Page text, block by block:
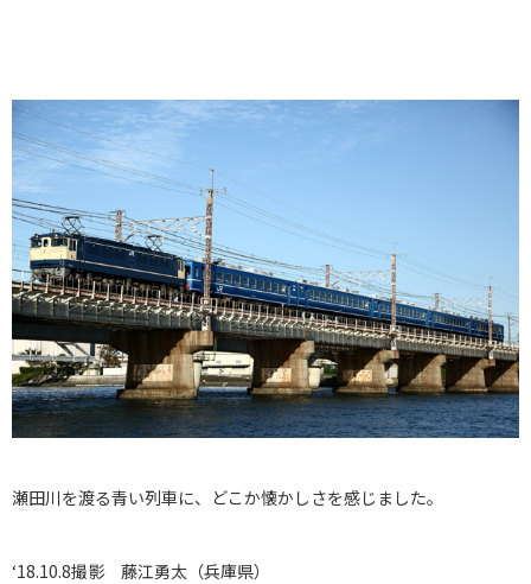
瀬田川を渡る青い列車に、どこか懐かしさを感じました。
‘18.10.8撮影 藤江勇太（兵庫県）